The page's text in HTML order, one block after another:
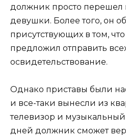
должник просто перешел
девушки. Более того, он
присутствующих в том,
предложил отправить
освидетельствование.
Однако приставы были
и все-таки вынесли из
телевизор и музыкальный
дней должник сможет